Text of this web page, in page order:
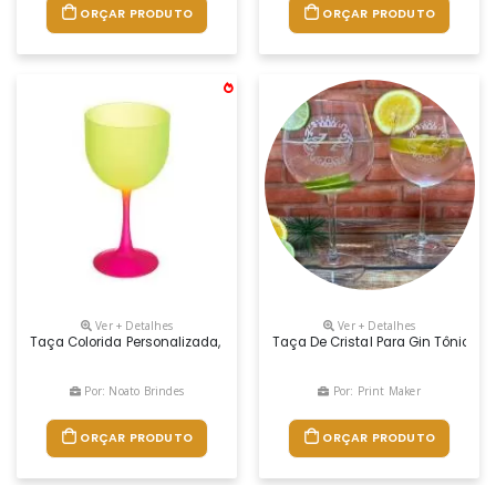
ORÇAR PRODUTO ORÇAR PRODUTO
Ver + Detalhes
Taça Colorida Personalizada, Brinde Certo Para Promover E Divulgar
Por: Noato Brindes
ORÇAR PRODUTO
Ver + Detalhes
Taça De Cristal Para Gin Tônica,
Por: Print Maker
ORÇAR PRODUTO